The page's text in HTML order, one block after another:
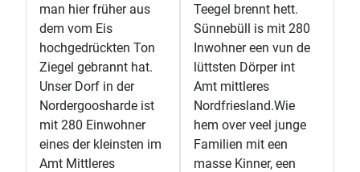
man hier früher aus
dem vom Eis
hochgedrückten Ton
Ziegel gebrannt hat.
Unser Dorf in der
Nordergoosharde ist
mit 280 Einwohner
eines der kleinsten im
Amt Mittleres
Teegel brennt hett.
Sünnebüll is mit 280
Inwohner een vun de
lüttsten Dörper int
Amt mittleres
Nordfriesland.Wie
hem over veel junge
Familien mit een
masse Kinner, een